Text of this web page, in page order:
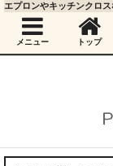
エプロンやキッチンクロ
メニュー トップ